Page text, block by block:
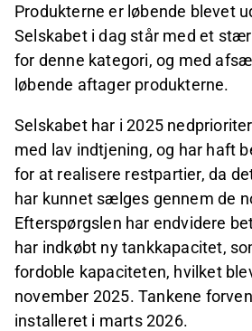
Produkterne er løbende blevet
Selskabet i dag står med et
for denne kategori, og med
løbende aftager produkterne.
Selskabet har i 2025
med lav indtjening, og har haft
for at realisere restpartier, da
har kunnet sælges gennem de
Efterspørgslen har endvidere
har indkøbt ny tankkapacitet,
fordoble kapaciteten, hvilket
november 2025. Tankene
installeret i marts 2026.